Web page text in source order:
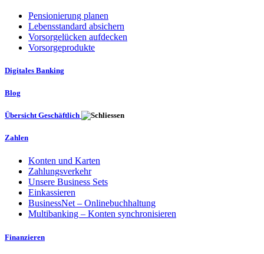
Pensionierung planen
Lebensstandard absichern
Vorsorgelücken aufdecken
Vorsorgeprodukte
Digitales Banking
Blog
Übersicht Geschäftlich
Zahlen
Konten und Karten
Zahlungsverkehr
Unsere Business Sets
Einkassieren
BusinessNet – Onlinebuchhaltung
Multibanking – Konten synchronisieren
Finanzieren